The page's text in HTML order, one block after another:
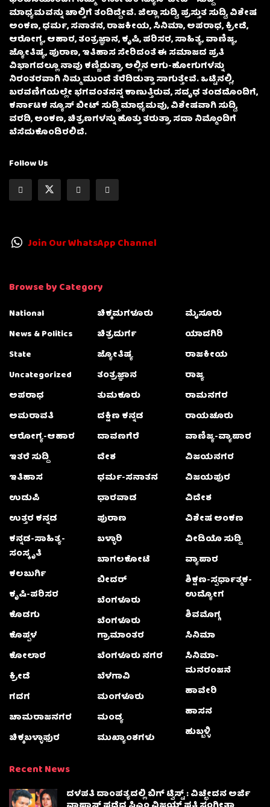
ಮಾಧ್ಯಮವನ್ನು ಚಾಲ್ತಿಗೆ ತಂದಿದ್ದೇವೆ. ಜಿಲ್ಲಾ ಸುದ್ದಿ, ಪ್ರಸ್ತುತ ಸುದ್ದಿ, ವಿಶೇಷ
ಅಂಕಣ, ಧರ್ಮ, ಸನಾತನ, ರಾಜಕೀಯ, ಸಿನಿಮಾ, ಅಪರಾಧ, ಕ್ರೀಡೆ,
ಆರೋಗ್ಯ, ಆಹಾರ, ತಂತ್ರಜ್ಞಾನ, ಕೃಷಿ, ಪರಿಸರ, ಸಾಹಿತ್ಯ, ವಾಣಿಜ್ಯ,
ಜ್ಯೋತಿಷ್ಯ, ಪುರಾಣ, ಇತಿಹಾಸ ಸೇರಿದಂತೆ ಈ ಸಮಾಜದ ಪ್ರತಿ
ವಿಭಾಗದಲ್ಲೂ ನಾವು ಕಣ್ಣಿಡುತ್ತಾ, ಅಲ್ಲಿನ ಆಗು-ಹೋಗುಗಳನ್ನು
ನಿರಂತರವಾಗಿ ನಿಮ್ಮ ಮುಂದೆ ತೆರೆದಿಡುತ್ತಾ ಸಾಗುತ್ತೇವೆ. ಒಟ್ಟಿನಲ್ಲಿ,
ಬರವಣಿಗೆಯಲ್ಲೇ ಭಗವಂತನನ್ನ ಕಾಣುತ್ತಿರುವ, ಸದೃಢ ತಂಡದೊಂದಿಗೆ,
ಕರ್ನಾಟಕ ನ್ಯೂಸ್ ಬೀಟ್ ಸುದ್ದಿ ಮಾಧ್ಯಮವು, ವಿಶೇಷವಾಗಿ ಸುದ್ದಿ,
ವರದಿ, ಅಂಕಣ, ಚಿತ್ರಣಗಳನ್ನು ಹೊತ್ತು ತರುತ್ತಾ, ಸದಾ ನಿಮ್ಮೊಂದಿಗೆ
ಬೆಸೆದುಕೊಂಡಿರಲಿದೆ.
Follow Us
Join Our WhatsApp Channel
Browse by Category
National
News & Politics
State
Uncategorized
ಅಪರಾಧ
ಅಮರಾವತಿ
ಆರೋಗ್ಯ-ಆಹಾರ
ಇತರೆ ಸುದ್ದಿ
ಇತಿಹಾಸ
ಉಡುಪಿ
ಉತ್ತರ ಕನ್ನಡ
ಕನ್ನಡ-ಸಾಹಿತ್ಯ-
ಸಂಸ್ಕೃತಿ
ಕಲಬುರ್ಗಿ
ಕೃಷಿ-ಪರಿಸರ
ಕೊಡಗು
ಕೊಪ್ಪಳ
ಕೋಲಾರ
ಕ್ರೀಡೆ
ಗದಗ
ಚಾಮರಾಜನಗರ
ಚಿಕ್ಕಬಳ್ಳಾಫುರ
ಚಿಕ್ಕಮಗಳೂರು
ಚಿತ್ರದುರ್ಗ
ಜ್ಯೋತಿಷ್ಯ
ತಂತ್ರಜ್ಞಾನ
ತುಮಕೂರು
ದಕ್ಷಿಣ ಕನ್ನಡ
ದಾವಣಗೆರೆ
ದೇಶ
ಧರ್ಮ-ಸನಾತನ
ಧಾರವಾಡ
ಪುರಾಣ
ಬಳ್ಳಾರಿ
ಬಾಗಲಕೋಟೆ
ಬೀದರ್
ಬೆಂಗಳೂರು
ಬೆಂಗಳೂರು
ಗ್ರಾಮಾಂತರ
ಬೆಂಗಳೂರು ನಗರ
ಬೆಳಗಾವಿ
ಮಂಗಳೂರು
ಮಂಡ್ಯ
ಮುಖ್ಯಾಂಶಗಳು
ಮೈಸೂರು
ಯಾದಗಿರಿ
ರಾಜಕೀಯ
ರಾಜ್ಯ
ರಾಮನಗರ
ರಾಯಚೂರು
ವಾಣಿಜ್ಯ-ವ್ಯಾಪಾರ
ವಿಜಯನಗರ
ವಿಜಯಪುರ
ವಿದೇಶ
ವಿಶೇಷ ಅಂಕಣ
ವೀಡಿಯೊ ಸುದ್ದಿ
ವ್ಯಾಪಾರ
ಶಿಕ್ಷಣ-ಸ್ಪರ್ಧಾತ್ಮಕ-
ಉದ್ಯೋಗ
ಶಿವಮೊಗ್ಗ
ಸಿನಿಮಾ
ಸಿನಿಮಾ-
ಮನರಂಜನೆ
ಹಾವೇರಿ
ಹಾಸನ
ಹುಬ್ಬಳ್ಳಿ
Recent News
ದಳಪತಿ ದಾಂಪತ್ಯದಲ್ಲಿ ಬಿಗ್ ಟ್ವಿಸ್ಟ್ : ವಿಚ್ಛೇದನ ಅರ್ಜಿ